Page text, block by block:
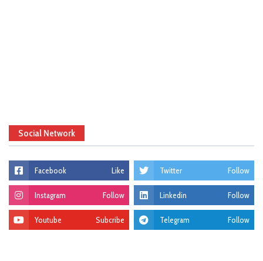
Social Network
Facebook Like Twitter Follow
Instagram Follow Linkedin Follow
Youtube Subcribe Telegram Follow